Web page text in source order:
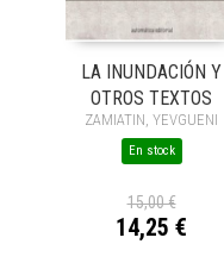
LA INUNDACIÓN Y
OTROS TEXTOS
ZAMIATIN, YEVGUENI
En stock
15,00 €
14,25 €